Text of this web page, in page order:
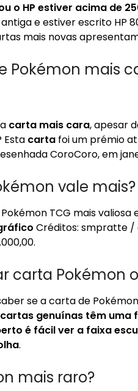
o HP estiver acima de
e estiver escrito HP
mais novas
Pokémon mais
carta mais cara, apesar
Esta carta foi um prémio
CoroCoro, em
vale mais?
TCG mais valiosa
Créditos: smpratte /
carta Pokémon
se a carta de
genuínas têm uma
é fácil ver a faixa
.
mais raro?